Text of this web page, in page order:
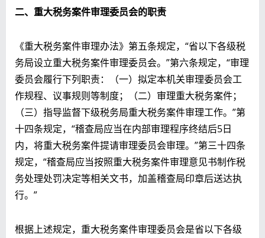
二、重大税务案件审理委员会的职责
《重大税务案件审理办法》第五条规定，“省以下各级税
务局设立重大税务案件审理委员会。”第六条规定，“审理
委员会履行下列职责：（一）拟定本机关审理委员会工
作规程、议事规则等制度；（二）审理重大税务案件；
（三）指导监督下级税务局重大税务案件审理工作。”第
十四条规定，“稽查局应当在内部审理程序终结后5日
内，将重大税务案件提请审理委员会审理。”第三十四条
规定，“稽查局应当按照重大税务案件审理意见书制作税
务处理处罚决定等相关文书，加盖稽查局印章后送达执
行。”
根据上述规定，重大税务案件审理委员会是省以下各级